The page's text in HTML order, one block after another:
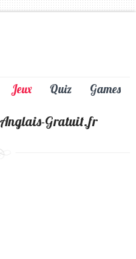
Jeux Quiz Games
Gratuit.fr